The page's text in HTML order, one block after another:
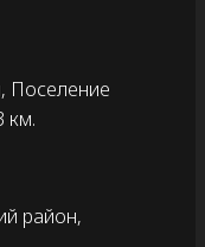
Поселение
км.
район,